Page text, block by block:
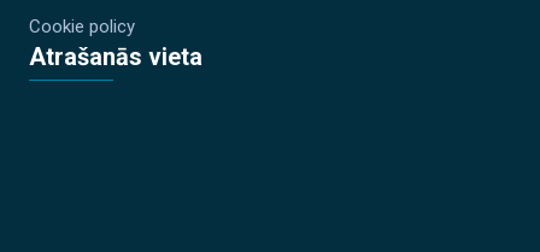
Cookie policy
Atrašanās vieta